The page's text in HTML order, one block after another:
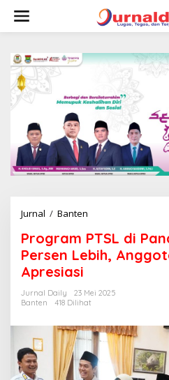
w
Jurnal / Banten
o
g
r
m
P
S
L
d
i
P
Program PTSL di
Persen Lebih,
Apresiasi
Jurnal Daily
23 Mei 2025
Banten
418 Dilihat